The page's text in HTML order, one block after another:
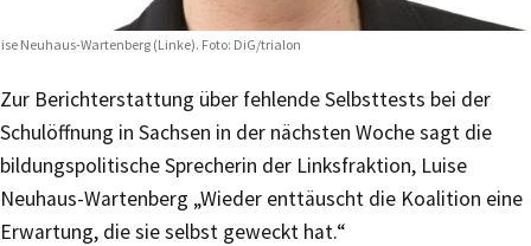
Neuhaus-Wartenberg (Linke). Foto: DiG/trialon
Zur Berichterstattung über fehlende Selbsttests bei der
Schulöffnung in Sachsen in der nächsten Woche sagt die
bildungspolitische Sprecherin der Linksfraktion, Luise
Neuhaus-Wartenberg „Wieder enttäuscht die Koalition eine
Erwartung, die sie selbst geweckt hat.“